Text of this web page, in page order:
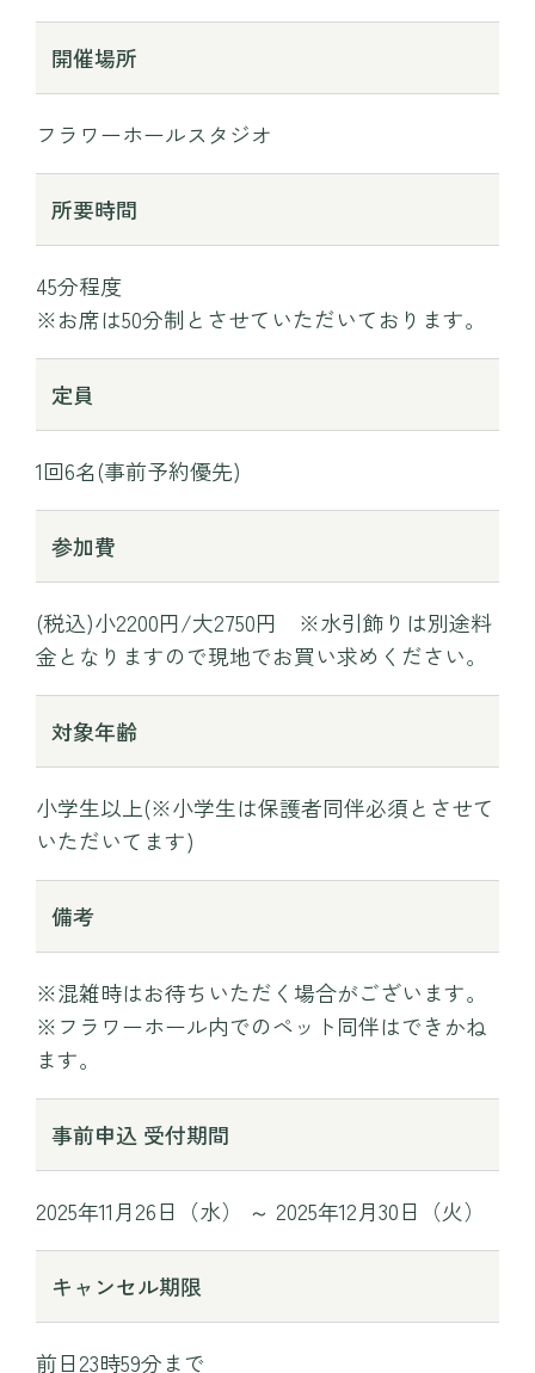
開催場所
フラワーホールスタジオ
所要時間
45分程度
※お席は50分制とさせていただいております。
定員
1回6名(事前予約優先)
参加費
(税込)小2200円/大2750円 ※水引飾りは別途料
金となりますので現地でお買い求めください。
対象年齢
小学生以上(※小学生は保護者同伴必須とさせて
いただいてます)
備考
※混雑時はお待ちいただく場合がございます。
※フラワーホール内でのペット同伴はできかね
ます。
事前申込 受付期間
2025年11月26日（水） ～ 2025年12月30日（火）
キャンセル期限
前日23時59分まで